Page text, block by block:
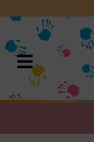
Panneau de